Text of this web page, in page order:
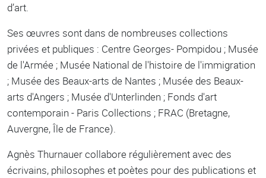
d’art.
Ses œuvres sont dans de nombreuses collections
privées et publiques : Centre Georges- Pompidou ; Musée
de l'Armée ; Musée National de l'histoire de l'immigration
; Musée des Beaux-arts de Nantes ; Musée des Beaux-
arts d'Angers ; Musée d'Unterlinden ; Fonds d'art
contemporain - Paris Collections ; FRAC (Bretagne,
Auvergne, Île de France).
Agnès Thurnauer collabore régulièrement avec des
écrivains, philosophes et poètes pour des publications et